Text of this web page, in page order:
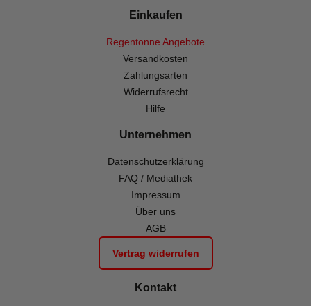
Einkaufen
Regentonne Angebote
Versandkosten
Zahlungsarten
Widerrufsrecht
Hilfe
Unternehmen
Datenschutzerklärung
FAQ / Mediathek
Impressum
Über uns
AGB
Vertrag widerrufen
Kontakt